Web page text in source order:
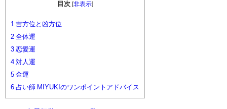
目次 非表示]
1 吉方位と凶方位
2 全体運
3 恋愛運
4 対人運
5 金運
6 占い師 MIYUKIのワンポイントアドバイス